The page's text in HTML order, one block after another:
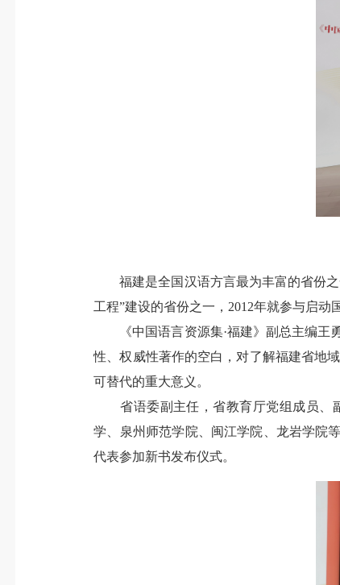
福建是全国汉语方言最为丰富的省份之
工程”建设的省份之一，2012年就参与启动
《中国语言资源集·福建》副总主编王勇
性、权威性著作的空白，对了解福建省地
可替代的重大意义。
省语委副主任，省教育厅党组成员、副
学、泉州师范学院、闽江学院、龙岩学院
代表参加新书发布仪式。